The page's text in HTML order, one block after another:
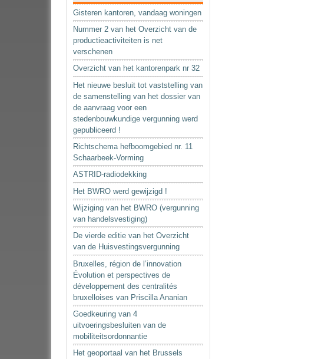
Gisteren kantoren, vandaag woningen
Nummer 2 van het Overzicht van de
productieactiviteiten is net
verschenen
Overzicht van het kantorenpark nr 32
Het nieuwe besluit tot vaststelling van
de samenstelling van het dossier van
de aanvraag voor een
stedenbouwkundige vergunning werd
gepubliceerd !
Richtschema hefboomgebied nr. 11
Schaarbeek-Vorming
ASTRID-radiodekking
Het BWRO werd gewijzigd !
Wijziging van het BWRO (vergunning
van handelsvestiging)
De vierde editie van het Overzicht
van de Huisvestingsvergunning
Bruxelles, région de l’innovation
Évolution et perspectives de
développement des centralités
bruxelloises van Priscilla Ananian
Goedkeuring van 4
uitvoeringsbesluiten van de
mobiliteitsordonnantie
Het geoportaal van het Brussels